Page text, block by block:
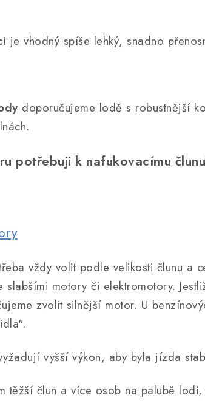
je vhodný spíše lehký, snadno
doporučujeme lodě s robustnější
potřebuji k nafukovacímu
vždy volit podle velikosti člunu a
slabšími motory či elektromotory.
zvolit silnější motor. U
vyšší výkon, aby byla jízda
těžší člun a více osob na palubě